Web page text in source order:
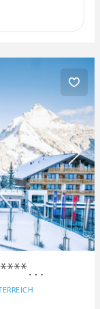
Wellnesshotel Warther Hof ****superior